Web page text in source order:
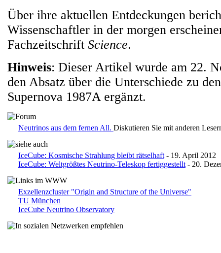
Über ihre aktuellen Entdeckungen
Wissenschaftler in der morgen
Fachzeitschrift Science.
Hinweis: Dieser Artikel wurde am 22.
den Absatz über die Unterschiede zu
Supernova 1987A ergänzt.
Neutrinos aus dem fernen All. Diskutieren Sie mit anderen
IceCube: Kosmische Strahlung bleibt rätselhaft - 19. April 2012
IceCube: Weltgrößtes Neutrino-Teleskop fertiggestellt - 20.
Exzellenzcluster "Origin and Structure of the Universe"
TU München
IceCube Neutrino Observatory